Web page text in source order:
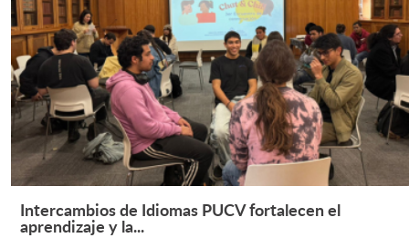
Leer Más +
Intercambios de Idiomas PUCV fortalecen el
aprendizaje y la...